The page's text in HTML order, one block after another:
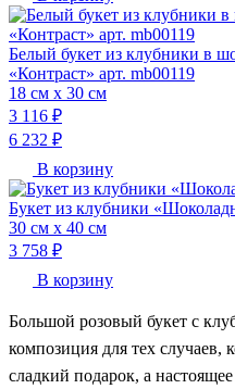
Белый букет из клубники в
«Контраст» арт. mb00119
18 см х 30 см
3 116 ₽
6 232 ₽
В корзину
Букет из клубники
30 см х 40 см
3 758 ₽
В корзину
Большой розовый букет с
композиция для тех случаев,
сладкий подарок, а